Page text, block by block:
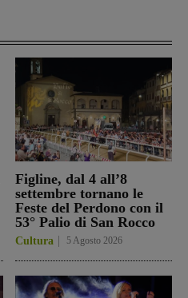
Figline, dal 4 all’8
settembre tornano le
Feste del Perdono con il
53° Palio di San Rocco
Cultura 5 Agosto 2026